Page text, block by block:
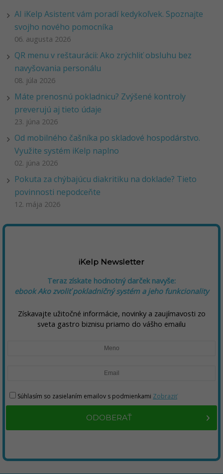
AI iKelp Asistent vám poradí kedykoľvek. Spoznajte
svojho nového pomocníka
06. augusta 2026
QR menu v reštaurácii: Ako zrýchliť obsluhu bez
navyšovania personálu
08. júla 2026
Máte prenosnú pokladnicu? Zvýšené kontroly
preverujú aj tieto údaje
23. júna 2026
Od mobilného čašníka po skladové hospodárstvo.
Využite systém iKelp naplno
02. júna 2026
Pokuta za chýbajúcu diakritiku na doklade? Tieto
povinnosti nepodceňte
12. mája 2026
iKelp Newsletter
Teraz získate hodnotný darček navyše:
ebook Ako zvoliť pokladničný systém a jeho funkcionality
Získavajte užitočné informácie, novinky a zaujímavosti zo
sveta gastro biznisu priamo do vášho emailu
Súhlasím so zasielaním emailov s podmienkami Zobraziť
ODOBERAŤ